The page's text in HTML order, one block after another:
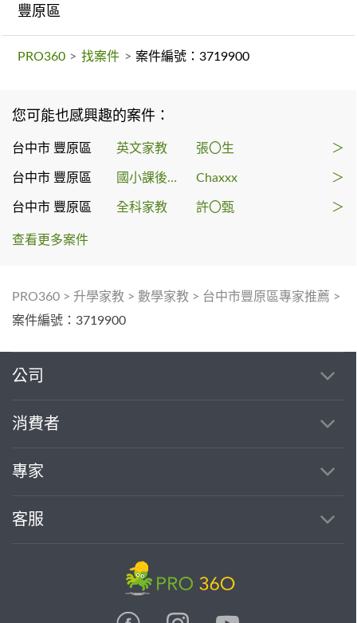
豐原區
PRO360 > 找案件 > 案件編號：3719900
您可能也感興趣的案件：
台中市 豐原區 英文家教 張〇生 ＞
台中市 豐原區 國小課後輔導 Chaxxx ＞
台中市 豐原區 全科家教 許〇甄 ＞
查看更多案件
PRO360 > 升學家教 > 數學家教 > 台中市豐原區專家推薦 >
案件編號：3719900
公司
消費者
專家
客服